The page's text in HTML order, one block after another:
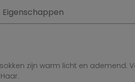
Eigenschappen
zijn warm licht en ademend.